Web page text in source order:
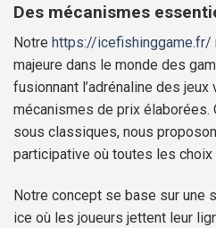
Des mécanismes
Notre https://icefishinggame.fr/
majeure dans le monde des
fusionnant l’adrénaline des
mécanismes de prix élaborées.
sous classiques, nous
participative où toutes les
Notre concept se base sur une
ice où les joueurs jettent leur